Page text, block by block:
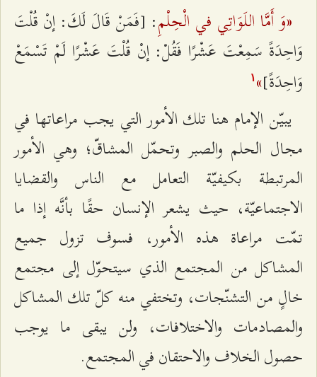
«وَ أَمَّا اللَوَاتِي في الْحِلْمِ: [فَمَنْ قَالَ لَكَ: إنْ قُلْتَ
وَاحِدَةً سَمِعْتَ عَشْرًا فَقُلْ: إنْ قُلْتَ عَشْرًا لَمْ تَسْمَعْ
وَاحِدَةً]» ۱
يبيّن الإمام هنا تلك الأمور التي يجب مراعاتها في
مجال الحلم والصبر وتحمّل المشاقّ؛ وهي الأمور
المرتبطة بكيفيّة التعامل مع الناس والقضايا
الاجتماعيّة، حيث يشعر الإنسان حقًا بأنَّه إذا ما
تمّت مراعاة هذه الأمور، فسوف تزول جميع
المشاكل من المجتمع الذي سيتحوّل إلى مجتمع
خالٍ من التشنّجات، وتختفي منه كلّ تلك المشاكل
والمصادمات والاختلافات، ولن يبقى ما يوجب
حصول الخلاف والاحتقان في المجتمع.